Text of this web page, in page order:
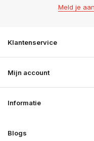
Meld je
Klantenservice
Mijn account
Informatie
Blogs